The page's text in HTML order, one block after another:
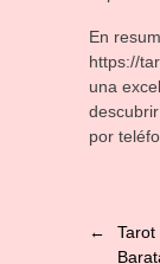
En
https://
una
por
←